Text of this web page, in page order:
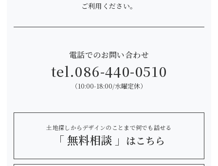
ご利用ください。
電話でのお問い合わせ
tel.086-440-0510
（10:00-18:00/水曜定休）
土地探しからデザインのことまで何でも話せる
「 無料相談 」 はこちら